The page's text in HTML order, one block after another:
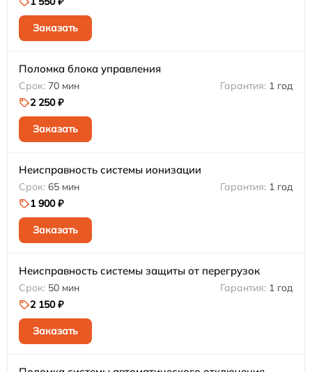
Заказать
Поломка блока управления
70 мин
1 год
2 250 ₽
Заказать
Неисправность системы ионизации
65 мин
1 год
1 900 ₽
Заказать
Неисправность системы защиты от перегрузок
50 мин
1 год
2 150 ₽
Заказать